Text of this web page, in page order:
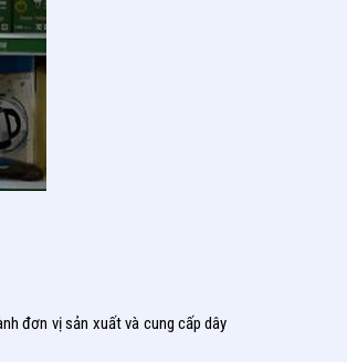
đơn vị sản xuất và cung cấp dây